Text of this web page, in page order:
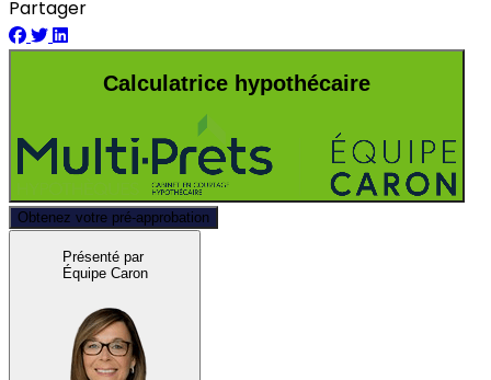
Partager
Calculatrice hypothécaire
Obtenez votre pré-approbation
Présenté par
Équipe Caron